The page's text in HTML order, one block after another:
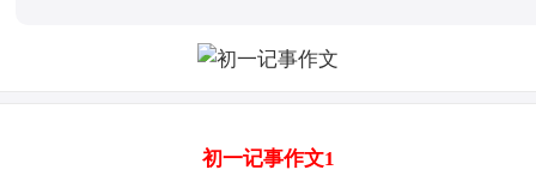
初一记事作文1